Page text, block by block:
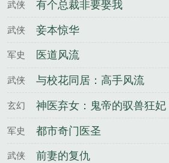
武侠 有个总裁非要娶我
武侠 妾本惊华
军史 医道风流
武侠 与校花同居：高手风流
玄幻 神医弃女：鬼帝的驭兽狂妃
军史 都市奇门医圣
武侠 前妻的复仇